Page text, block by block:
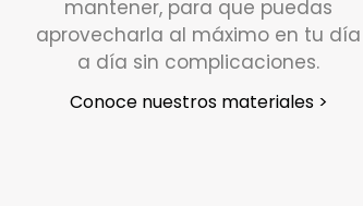
mantener, para que puedas
aprovecharla al máximo en tu día
a día sin complicaciones.
Conoce nuestros materiales >